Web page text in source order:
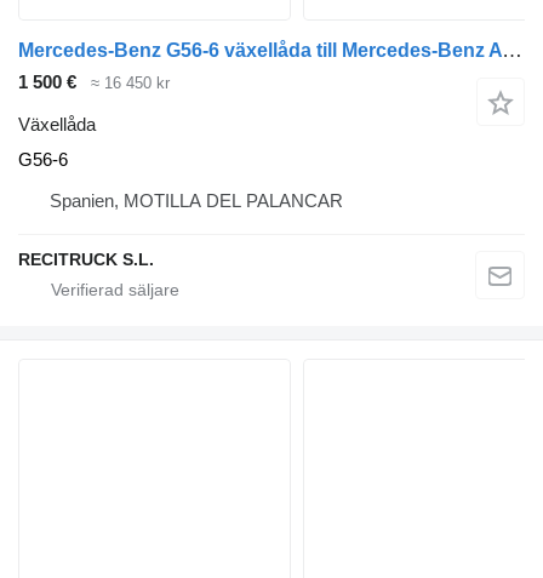
Mercedes-Benz G56-6 växellåda till Mercedes-Benz ATEGO lastbil
1 500 € ≈ 16 450 kr
Växellåda
G56-6
Spanien, MOTILLA DEL PALANCAR
RECITRUCK S.L.